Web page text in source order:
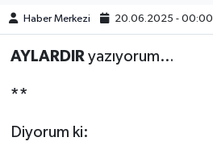
Haber Merkezi 20.06.2025 - 00:00
AYLARDIRyazıyorum…
**
Diyorum ki: